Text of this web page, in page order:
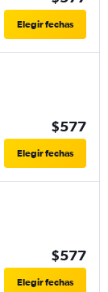
Elegir fechas
$577
Elegir fechas
$577
Elegir fechas